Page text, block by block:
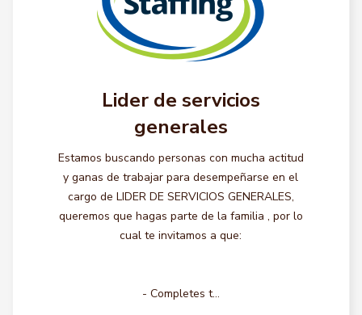
Lider de servicios
generales
Estamos buscando personas con mucha actitud
y ganas de trabajar para desempeñarse en el
cargo de LIDER DE SERVICIOS GENERALES,
queremos que hagas parte de la familia , por lo
cual te invitamos a que:
- Completes t...